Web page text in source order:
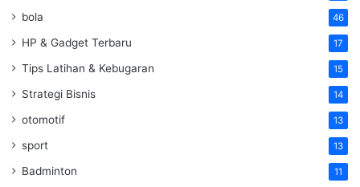
bola 46
HP & Gadget Terbaru 17
Tips Latihan & Kebugaran 15
Strategi Bisnis 14
otomotif 13
sport 13
Badminton 11